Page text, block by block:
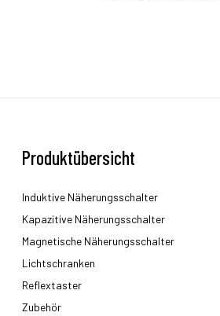
Produktübersicht
Induktive Näherungsschalter
Kapazitive Näherungsschalter
Magnetische Näherungsschalter
Lichtschranken
Reflextaster
Zubehör